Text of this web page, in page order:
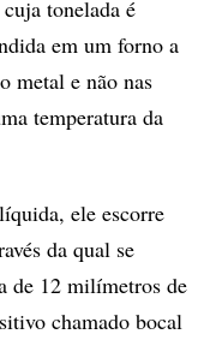
tonelada é
em um forno a
metal e não nas
temperatura da
ele escorre
da qual se
de 12 milímetros de
chamado bocal